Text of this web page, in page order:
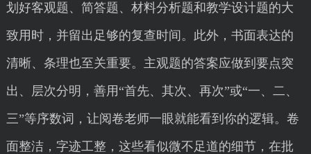
划好客观题、简答题、材料分析题和教学设计题的大
致用时，并留出足够的复查时间。此外，书面表达的
清晰、条理也至关重要。主观题的答案应做到要点突
出、层次分明，善用“首先、其次、再次”或“一、二、
三”等序数词，让阅卷老师一眼就能看到你的逻辑。卷
面整洁，字迹工整，这些看似微不足道的细节，在批